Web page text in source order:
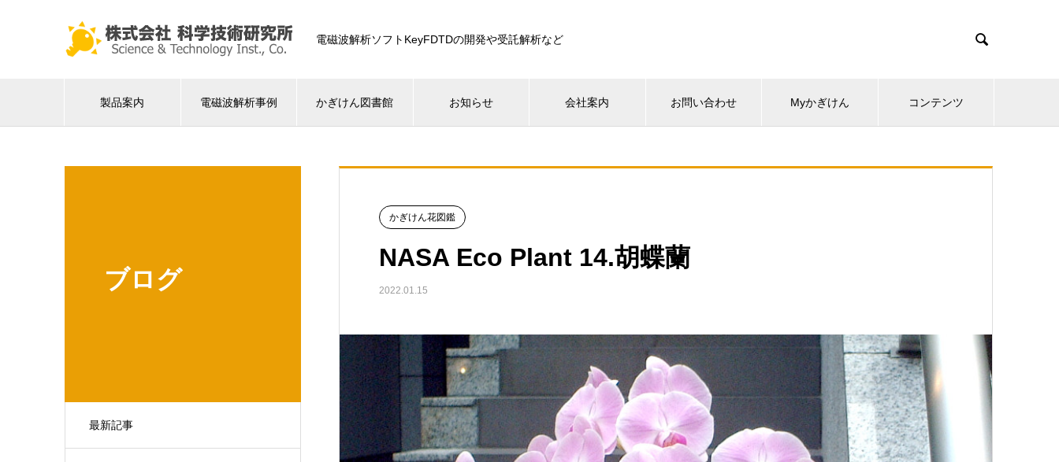
電磁波解析ソフトKeyFDTDの開発や受託解析など 
製品案内 電磁波解析事例 かぎけん図書館 お知らせ 会社案内 お問い合わせ Myかぎけん コンテンツ
ブログ
最新記事
かぎけん花図鑑
NASA Eco Plant 14.胡蝶蘭
2022.01.15